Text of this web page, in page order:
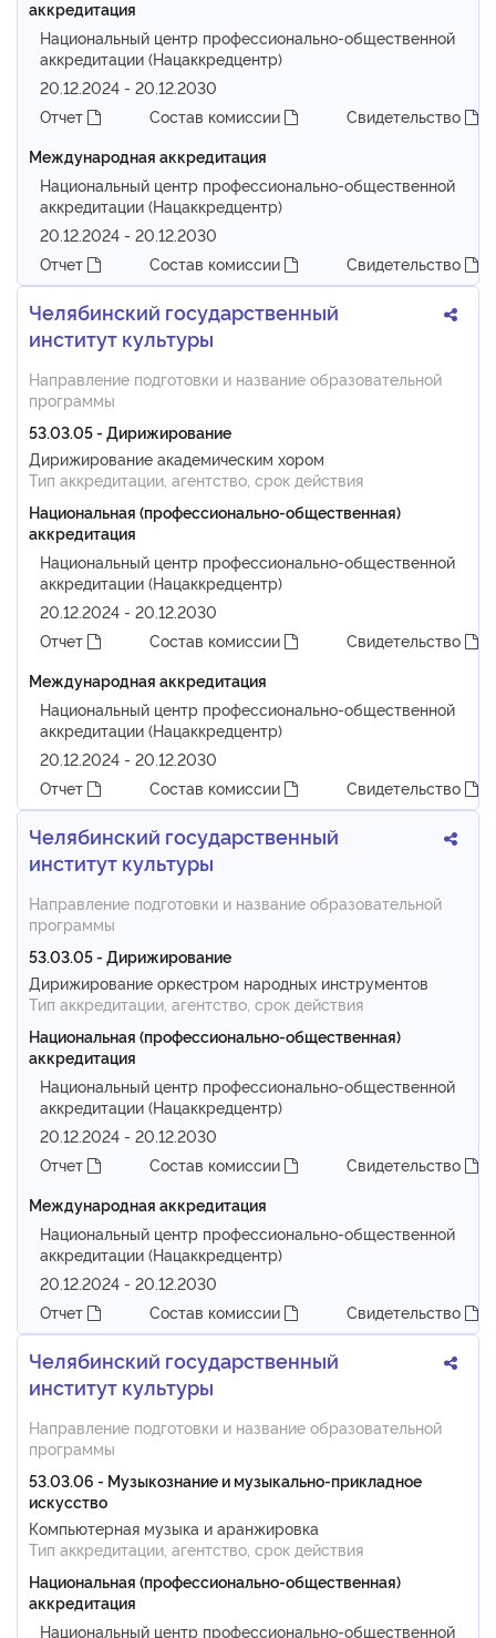
аккредитация
Национальный центр профессионально-общественной
аккредитации (Нацаккредцентр)
20.12.2024 - 20.12.2030
Отчет
Состав комиссии
Свидетельство
Международная аккредитация
Национальный центр профессионально-общественной
аккредитации (Нацаккредцентр)
20.12.2024 - 20.12.2030
Отчет
Состав комиссии Свидетельство
Челябинский государственный
институт культуры
Направление подготовки и название образовательной
программы
53.03.05 - Дирижирование
Дирижирование академическим хором
Тип аккредитации, агентство, срок действия
Национальная (профессионально-общественная)
аккредитация
Национальный центр профессионально-общественной
аккредитации (Нацаккредцентр)
20.12.2024 - 20.12.2030
Отчет
Состав комиссии
Свидетельство
Международная аккредитация
Национальный центр профессионально-общественной
аккредитации (Нацаккредцентр)
20.12.2024 - 20.12.2030
Отчет
Состав комиссии Свидетельство
Челябинский государственный
институт культуры
Направление подготовки и название образовательной
программы
53.03.05 - Дирижирование
Дирижирование оркестром народных инструментов
Тип аккредитации, агентство, срок действия
Национальная (профессионально-общественная)
аккредитация
Национальный центр профессионально-общественной
аккредитации (Нацаккредцентр)
20.12.2024 - 20.12.2030
Отчет
Состав комиссии
Свидетельство
Международная аккредитация
Национальный центр профессионально-общественной
аккредитации (Нацаккредцентр)
20.12.2024 - 20.12.2030
Отчет
Состав комиссии Свидетельство
Челябинский государственный
институт культуры
Направление подготовки и название образовательной
программы
53.03.06 - Музыкознание и музыкально-прикладное
искусство
Компьютерная музыка и аранжировка
Тип аккредитации, агентство, срок действия
Национальная (профессионально-общественная)
аккредитация
Национальный центр профессионально-общественной